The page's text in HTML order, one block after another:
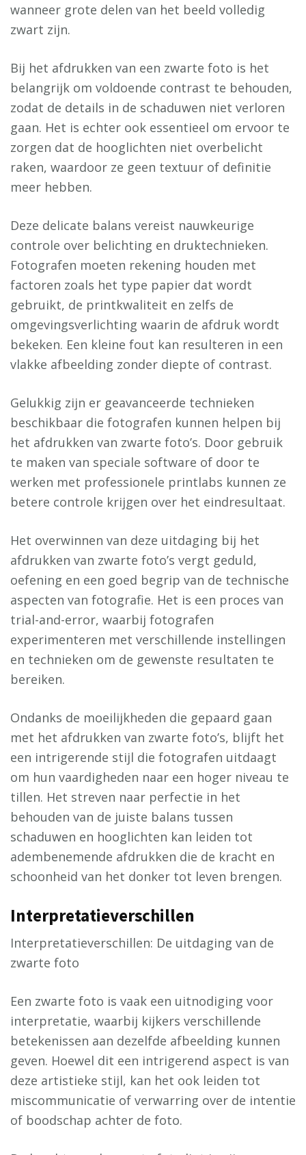
wanneer grote delen van het beeld volledig
zwart zijn.
Bij het afdrukken van een zwarte foto is het
belangrijk om voldoende contrast te behouden,
zodat de details in de schaduwen niet verloren
gaan. Het is echter ook essentieel om ervoor te
zorgen dat de hooglichten niet overbelicht
raken, waardoor ze geen textuur of definitie
meer hebben.
Deze delicate balans vereist nauwkeurige
controle over belichting en druktechnieken.
Fotografen moeten rekening houden met
factoren zoals het type papier dat wordt
gebruikt, de printkwaliteit en zelfs de
omgevingsverlichting waarin de afdruk wordt
bekeken. Een kleine fout kan resulteren in een
vlakke afbeelding zonder diepte of contrast.
Gelukkig zijn er geavanceerde technieken
beschikbaar die fotografen kunnen helpen bij
het afdrukken van zwarte foto’s. Door gebruik
te maken van speciale software of door te
werken met professionele printlabs kunnen ze
betere controle krijgen over het eindresultaat.
Het overwinnen van deze uitdaging bij het
afdrukken van zwarte foto’s vergt geduld,
oefening en een goed begrip van de technische
aspecten van fotografie. Het is een proces van
trial-and-error, waarbij fotografen
experimenteren met verschillende instellingen
en technieken om de gewenste resultaten te
bereiken.
Ondanks de moeilijkheden die gepaard gaan
met het afdrukken van zwarte foto’s, blijft het
een intrigerende stijl die fotografen uitdaagt
om hun vaardigheden naar een hoger niveau te
tillen. Het streven naar perfectie in het
behouden van de juiste balans tussen
schaduwen en hooglichten kan leiden tot
adembenemende afdrukken die de kracht en
schoonheid van het donker tot leven brengen.
Interpretatieverschillen
Interpretatieverschillen: De uitdaging van de
zwarte foto
Een zwarte foto is vaak een uitnodiging voor
interpretatie, waarbij kijkers verschillende
betekenissen aan dezelfde afbeelding kunnen
geven. Hoewel dit een intrigerend aspect is van
deze artistieke stijl, kan het ook leiden tot
miscommunicatie of verwarring over de intentie
of boodschap achter de foto.